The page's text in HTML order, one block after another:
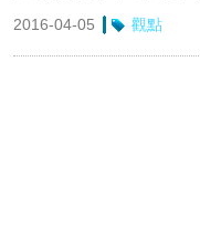
2016-04-05 觀點